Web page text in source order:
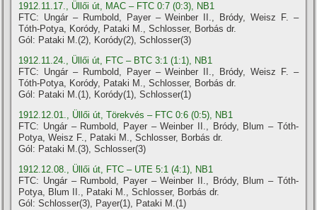
1912.11.17., Üllői út, MAC – FTC 0:7 (0:3), NB1
FTC: Ungár – Rumbold, Payer – Weinber II., Bródy, Weisz F. –
Tóth-Potya, Koródy, Pataki M., Schlosser, Borbás dr.
Gól: Pataki M.(2), Koródy(2), Schlosser(3)
1912.11.24., Üllői út, FTC – BTC 3:1 (1:1), NB1
FTC: Ungár – Rumbold, Payer – Weinber II., Bródy, Weisz F. –
Tóth-Potya, Koródy, Pataki M., Schlosser, Borbás dr.
Gól: Pataki M.(1), Koródy(1), Schlosser(1)
1912.12.01., Üllői út, Törekvés – FTC 0:6 (0:5), NB1
FTC: Ungár – Rumbold, Payer – Weinber II., Bródy, Blum – Tóth-
Potya, Weisz F., Pataki M., Schlosser, Borbás dr.
Gól: Pataki M.(3), Schlosser(3)
1912.12.08., Üllői út, FTC – UTE 5:1 (4:1), NB1
FTC: Ungár – Rumbold, Payer – Weinber II., Bródy, Blum – Tóth-
Potya, Blum II., Pataki M., Schlosser, Borbás dr.
Gól: Schlosser(3), Payer(1), Pataki M.(1)